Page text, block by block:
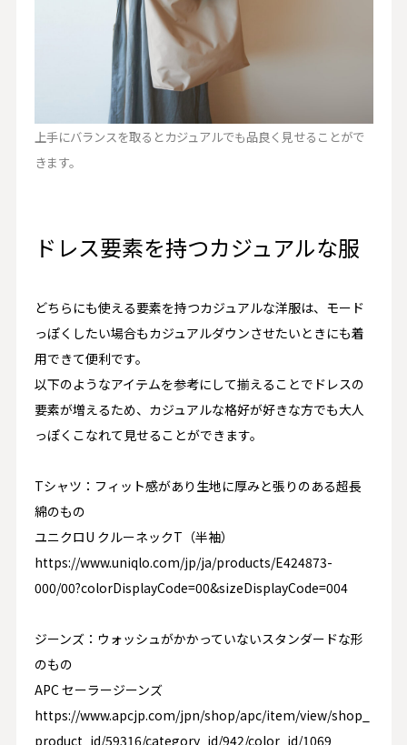
上手にバランスを取るとカジュアルでも品良く見せることがで
きます。
ドレス要素を持つカジュアルな服
どちらにも使える要素を持つカジュアルな洋服は、モード
っぽくしたい場合もカジュアルダウンさせたいときにも着
用できて便利です。
以下のようなアイテムを参考にして揃えることでドレスの
要素が増えるため、カジュアルな格好が好きな方でも大人
っぽくこなれて見せることができます。
Tシャツ：フィット感があり生地に厚みと張りのある超長
綿のもの
ユニクロU クルーネックT （半袖）
https://www.uniqlo.com/jp/ja/products/E424873-
000/00?colorDisplayCode=00&sizeDisplayCode=004
ジーンズ：ウォッシュがかかっていないスタンダードな形
のもの
APCセーラージーンズ
https://www.apcjp.com/jpn/shop/apc/item/view/shop_
product_id/59316/category_id/942/color_id/1069